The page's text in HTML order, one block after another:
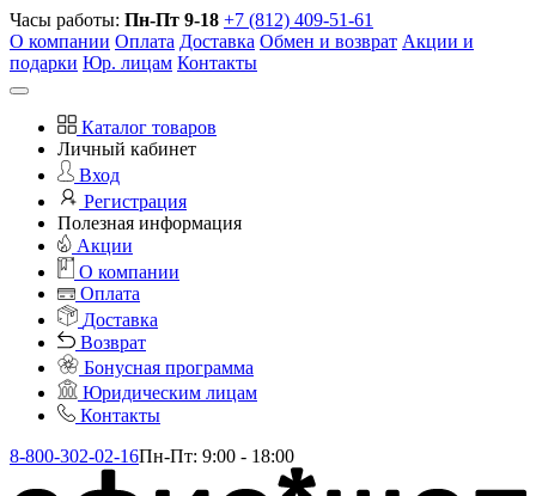
Часы работы: Пн-Пт 9-18 +7 (812) 409-51-61
О компании Оплата Доставка Обмен и возврат Акции и
подарки Юр. лицам Контакты
Каталог товаров
Личный кабинет
Вход
Регистрация
Полезная информация
Акции
О компании
Оплата
Доставка
Возврат
Бонусная программа
Юридическим лицам
Контакты
8-800-302-02-16Пн-Пт: 9:00 - 18:00